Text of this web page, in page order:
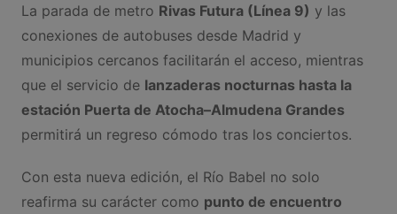
La parada de metro Rivas Futura (Línea 9) y las
conexiones de autobuses desde Madrid y
municipios cercanos facilitarán el acceso, mientras
que el servicio de lanzaderas nocturnas hasta la
estación Puerta de Atocha–Almudena Grandes
permitirá un regreso cómodo tras los conciertos.
Con esta nueva edición, el Río Babel no solo
reafirma su carácter como punto de encuentro